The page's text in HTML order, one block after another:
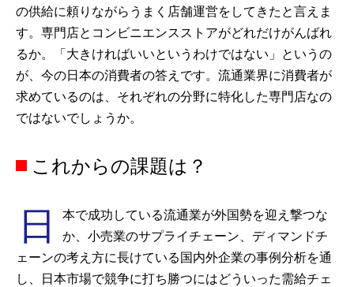
の供給に頼りながらうまく店舗運営をしてきたと言えま
す。専門店とコンビニエンスストアがどれだけがんばれ
るか。「大きければいいというわけではない」というの
が、今の日本の消費者の答えです。流通業界に消費者が
求めているのは、それぞれの分野に特化した専門店なの
ではないでしょうか。
これからの課題は？
日
本で成功している流通業が外国勢を迎え撃つな
か、小売業のサプライチェーン、ディマンドチ
ェーンの考え方に長けている国内外企業の事例分析を通
し、日本市場で競争に打ち勝つにはどういった需給チェ